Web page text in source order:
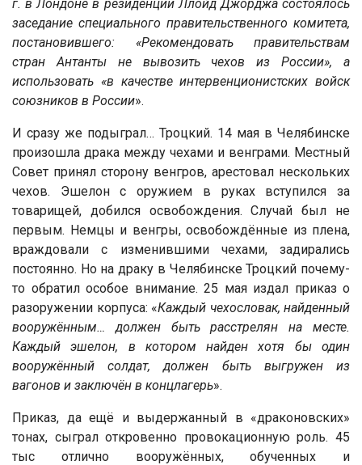
г. в Лондоне в резиденции Ллойд Джорджа состоялось
заседание специального правительственного комитета,
постановившего: «Рекомендовать правительствам
стран Антанты не вывозить чехов из России», а
использовать «в качестве интервенционистских войск
союзников в России».
И сразу же подыграл… Троцкий. 14 мая в Челябинске
произошла драка между чехами и венграми. Местный
Совет принял сторону венгров, арестовал нескольких
чехов. Эшелон с оружием в руках вступился за
товарищей, добился освобождения. Случай был не
первым. Немцы и венгры, освобождённые из плена,
враждовали с изменившими чехами, задирались
постоянно. Но на драку в Челябинске Троцкий почему-
то обратил особое внимание. 25 мая издал приказ о
разоружении корпуса: «Каждый чехословак, найденный
вооружённым… должен быть расстрелян на месте.
Каждый эшелон, в котором найден хотя бы один
вооружённый солдат, должен быть выгружен из
вагонов и заключён в концлагерь».
Приказ, да ещё и выдержанный в «драконовских»
тонах, сыграл откровенно провокационную роль. 45
тыс отлично вооружённых, обученных и